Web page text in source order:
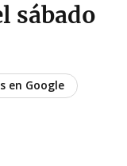
sábado
en Google